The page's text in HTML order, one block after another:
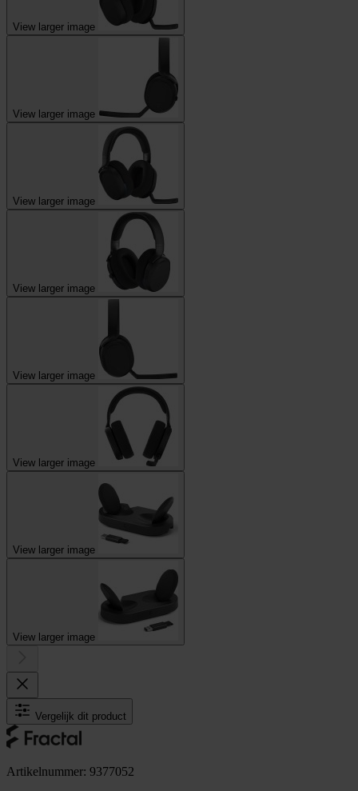
View larger image
View larger image
View larger image
View larger image
View larger image
View larger image
View larger image
View larger image
Vergelijk dit product
Artikelnummer: 9377052